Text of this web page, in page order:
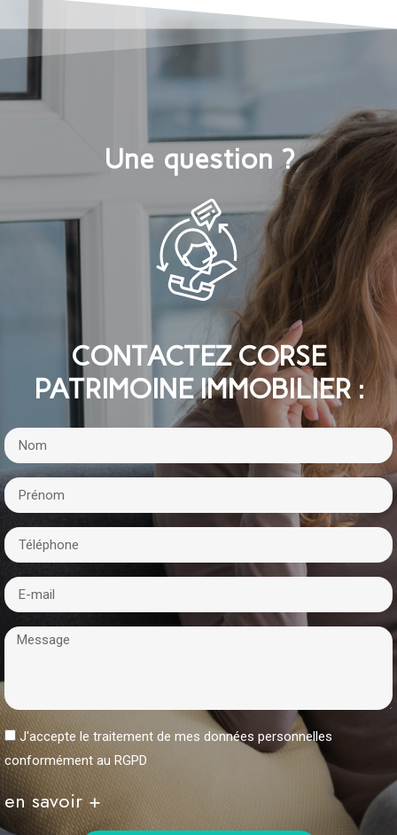
Une question ?
CONTACTEZ CORSE
PATRIMOINE IMMOBILIER :
J'accepte le traitement de mes données personnelles
conformément au RGPD
en savoir +